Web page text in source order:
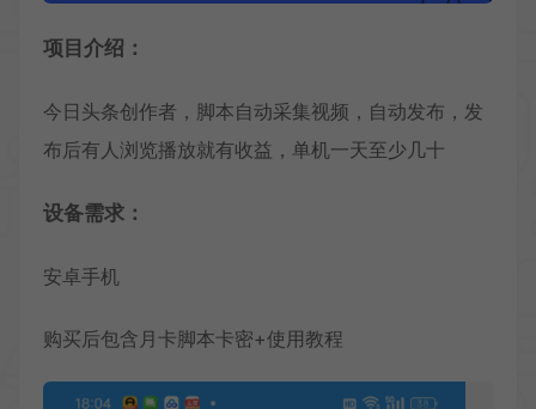
项目介绍：
今日头条创作者，脚本自动采集视频，自动发布，发
布后有人浏览播放就有收益，单机一天至少几十
设备需求：
安卓手机
购买后包含月卡脚本卡密+使用教程